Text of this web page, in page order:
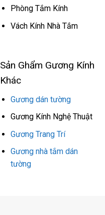
Phòng Tắm Kính
Vách Kính Nhà Tắm
Sản Ghẩm Gương Kính
Khác
Gương dán tường
Gương Kính Nghệ Thuật
Gương Trang Trí
Gương nhà tắm dán
tường